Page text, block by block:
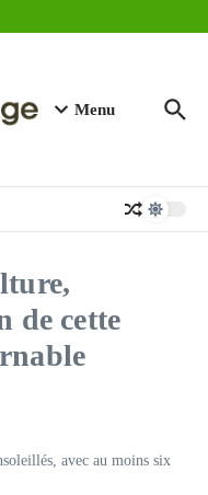
monsieur en 2025 ?
Menu
de cette
avec au moins six